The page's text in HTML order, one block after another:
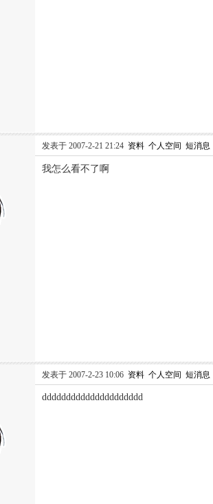
发表于 2007-2-21 21:24 资料 个人空间 短消息
我怎么看不了啊
发表于 2007-2-23 10:06 资料 个人空间 短消息
ddddddddddddddddddddd